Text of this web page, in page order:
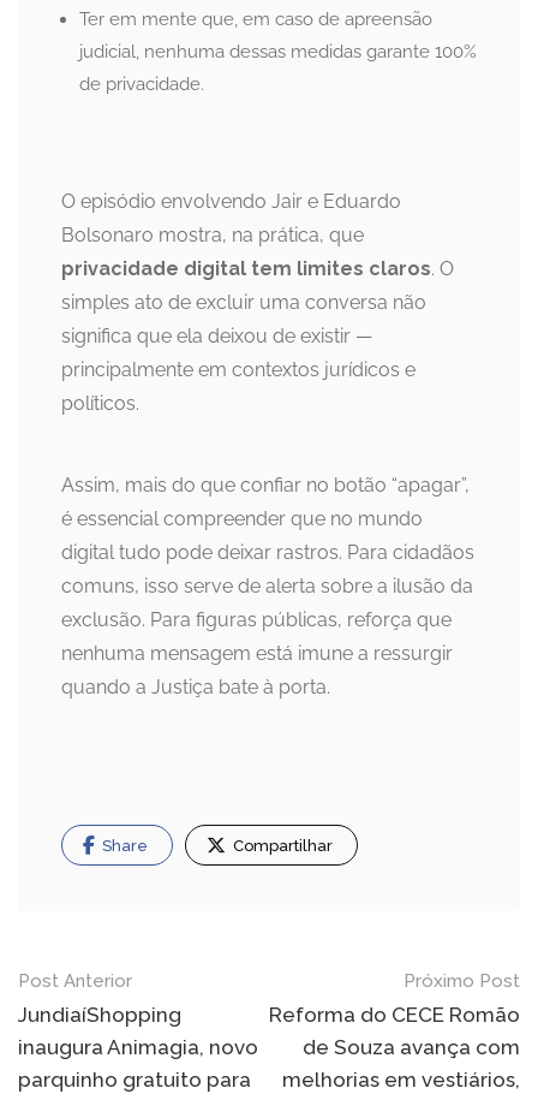
Ter em mente que, em caso de apreensão
judicial, nenhuma dessas medidas garante 100%
de privacidade.
O episódio envolvendo Jair e Eduardo
Bolsonaro mostra, na prática, que
privacidade digital tem limites claros. O
simples ato de excluir uma conversa não
significa que ela deixou de existir —
principalmente em contextos jurídicos e
políticos.
Assim, mais do que confiar no botão “apagar”,
é essencial compreender que no mundo
digital tudo pode deixar rastros. Para cidadãos
comuns, isso serve de alerta sobre a ilusão da
exclusão. Para figuras públicas, reforça que
nenhuma mensagem está imune a ressurgir
quando a Justiça bate à porta.
Share Compartilhar
Navegação
de
Post
Post Anterior
JundiaíShopping
inaugura Animagia, novo
parquinho gratuito para
Próximo Post
Reforma do CECE Romão
de Souza avança com
melhorias em vestiários,